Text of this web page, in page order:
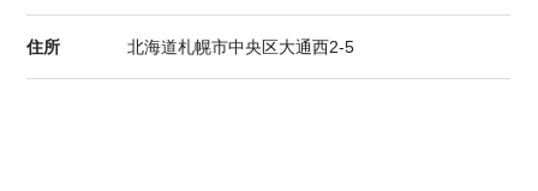
住所 北海道札幌市中央区大通西2-5